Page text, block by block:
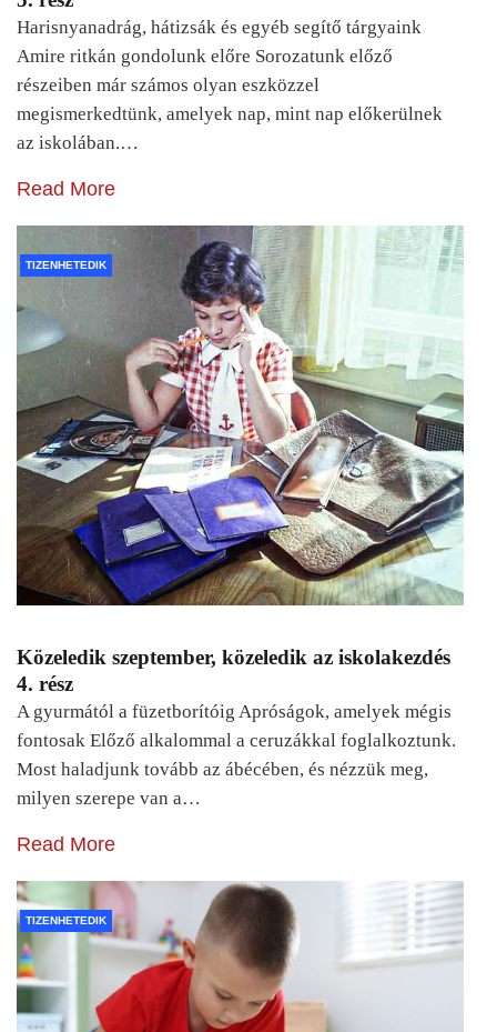
Harisnyanadrág, hátizsák és egyéb segítő tárgyaink
Amire ritkán gondolunk előre Sorozatunk előző
részeiben már számos olyan eszközzel
megismerkedtünk, amelyek nap, mint nap előkerülnek
az iskolában.…
Read More
TIZENHETEDIK
Közeledik szeptember, közeledik az iskolakezdés
4. rész
A gyurmától a füzetborítóig Apróságok, amelyek mégis
fontosak Előző alkalommal a ceruzákkal foglalkoztunk.
Most haladjunk tovább az ábécében, és nézzük meg,
milyen szerepe van a…
Read More
TIZENHETEDIK